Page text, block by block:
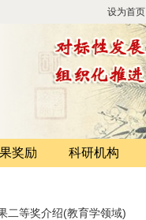
设为首页
奖励 科研机构
二等奖介绍(教育学领域)